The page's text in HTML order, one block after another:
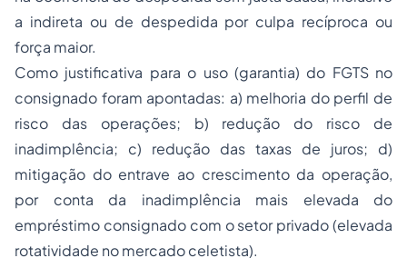
a indireta ou de despedida por culpa recíproca ou
força maior.
Como justificativa para o uso (garantia) do FGTS no
consignado foram apontadas: a) melhoria do perfil de
risco das operações; b) redução do risco de
inadimplência; c) redução das taxas de juros; d)
mitigação do entrave ao crescimento da operação,
por conta da inadimplência mais elevada do
empréstimo consignado com o setor privado (elevada
rotatividade no mercado celetista).